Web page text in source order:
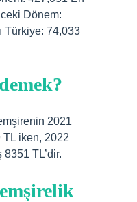
Dönem:
Türkiye: 74,033
2021
TL iken, 2022
8351 TL’dir.